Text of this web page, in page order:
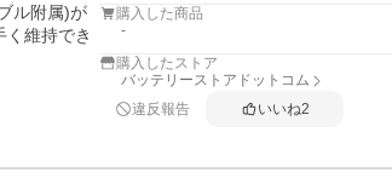
ル附属)が
維持でき
購入した商品
-
購入したストア
バッテリーストアドットコム
違反報告
いいね2